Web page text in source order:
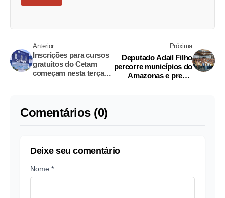
Anterior
Inscrições para cursos
gratuitos do Cetam
começam nesta terça
Próxima
Deputado Adail Filho
percorre municípios do
Amazonas e presta
Comentários (0)
Deixe seu comentário
Nome *